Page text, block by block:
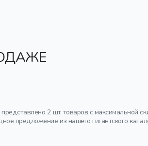
2 шт товаров с максимальной
предложение из нашего гигантского